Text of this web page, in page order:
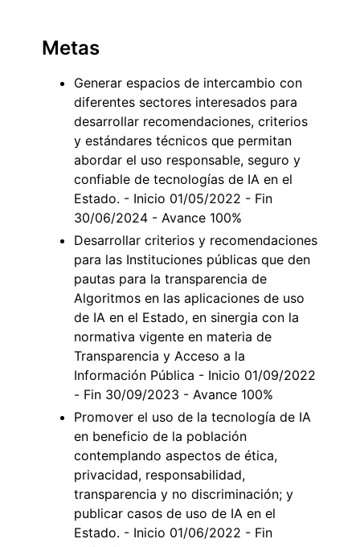
Metas
Generar espacios de intercambio con
diferentes sectores interesados para
desarrollar recomendaciones, criterios
y estándares técnicos que permitan
abordar el uso responsable, seguro y
confiable de tecnologías de IA en el
Estado. - Inicio 01/05/2022 - Fin
30/06/2024 - Avance 100%
Desarrollar criterios y recomendaciones
para las Instituciones públicas que den
pautas para la transparencia de
Algoritmos en las aplicaciones de uso
de IA en el Estado, en sinergia con la
normativa vigente en materia de
Transparencia y Acceso a la
Información Pública - Inicio 01/09/2022
- Fin 30/09/2023 - Avance 100%
Promover el uso de la tecnología de IA
en beneficio de la población
contemplando aspectos de ética,
privacidad, responsabilidad,
transparencia y no discriminación; y
publicar casos de uso de IA en el
Estado. - Inicio 01/06/2022 - Fin